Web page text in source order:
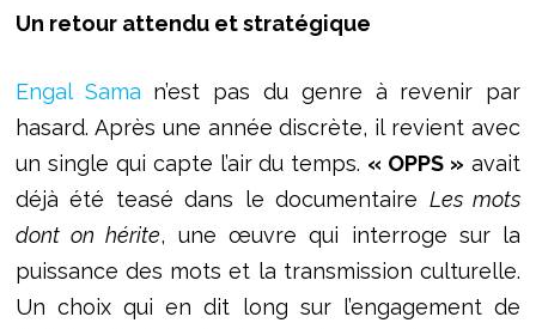
Un retour attendu et stratégique
Engal Sama n’est pas du genre à revenir par
hasard. Après une année discrète, il revient avec
un single qui capte l’air du temps. « OPPS » avait
déjà été teasé dans le documentaire Les mots
dont on hérite, une œuvre qui interroge sur la
puissance des mots et la transmission culturelle.
Un choix qui en dit long sur l’engagement de